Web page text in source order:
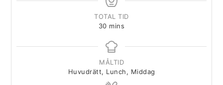
TOTAL TID
30 mins
MÅLTID
Huvudrätt, Lunch, Middag